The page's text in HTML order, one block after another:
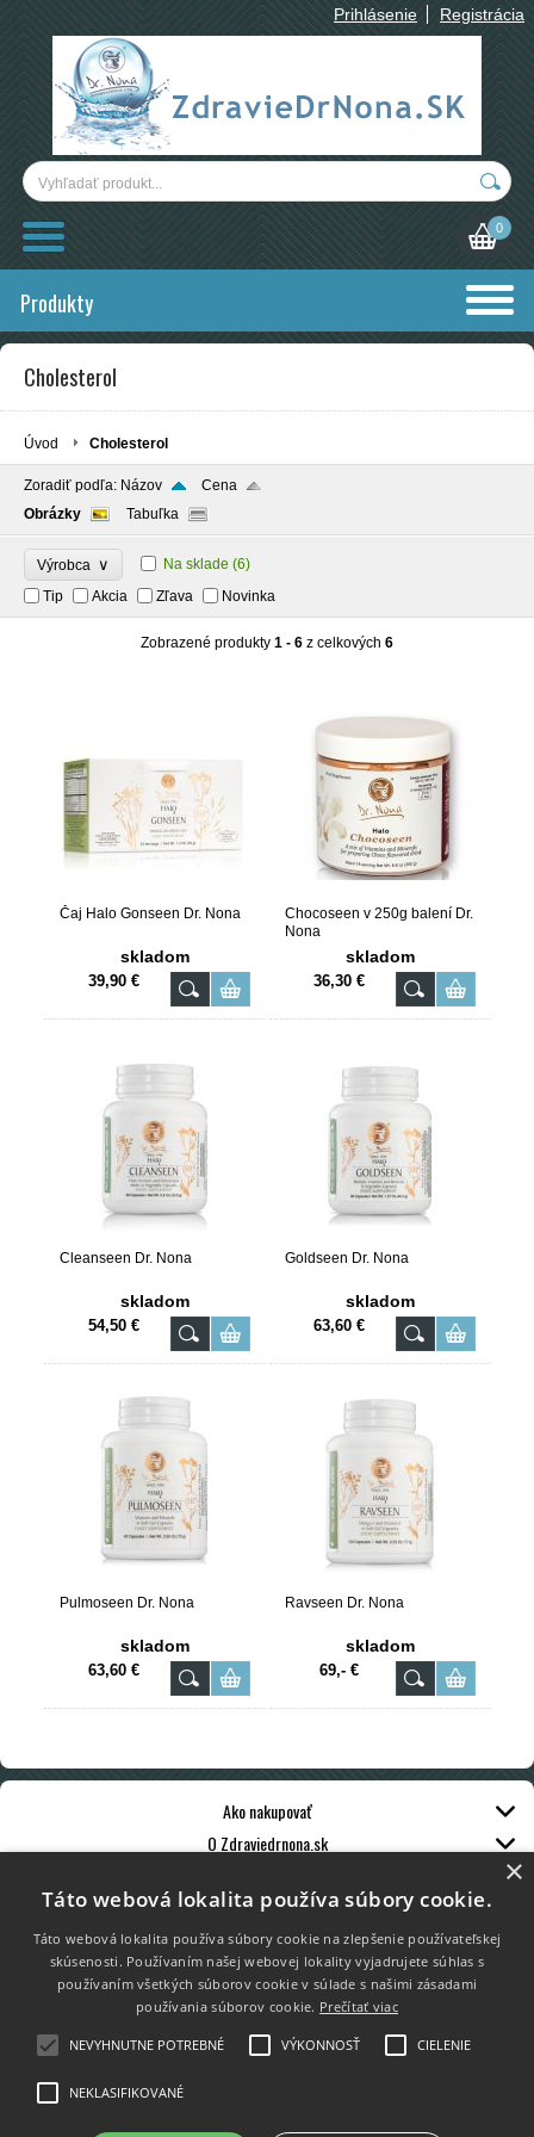
Prihlásenie Registrácia
0
Produkty
Cholesterol
Úvod Cholesterol
Zoradiť podľa: Názov
Cena
Obrázky
Tabuľka
Výrobca ∨ Na sklade (6)
Tip
Akcia Zľava Novinka
Zobrazené produkty 1 - 6 z celkových 6
Čaj Halo Gonseen Dr. Nona
skladom
39,90 €
Chocoseen v 250g balení Dr.
Nona
skladom
36,30 €
Cleanseen Dr. Nona
skladom
54,50 €
Goldseen Dr. Nona
skladom
63,60 €
Pulmoseen Dr. Nona
skladom
63,60 €
Ravseen Dr. Nona
skladom
69,- €
Ako nakupovať
O Zdraviedrnona.sk
Platba kartou
×
Táto webová lokalita používa súbory cookie.
Táto webová lokalita používa súbory cookie na zlepšenie používateľskej
skúsenosti. Používaním našej webovej lokality vyjadrujete súhlas s
používaním všetkých súborov cookie v súlade s našimi zásadami
používania súborov cookie. Prečítať viac
NEVYHNUTNE POTREBNÉ VÝKONNOSŤ CIELENIE
NEKLASIFIKOVANÉ